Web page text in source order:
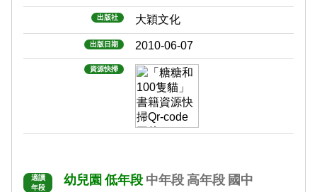
出版社 大穎文化
出版日期 2010-06-07
資源快掃
適讀
年段
幼兒園 低年段 中年段 高年段 國中